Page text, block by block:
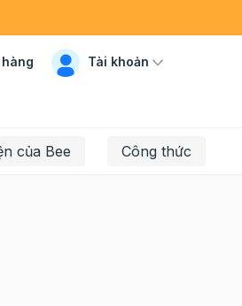
Tài khoản
của Bee Công thức